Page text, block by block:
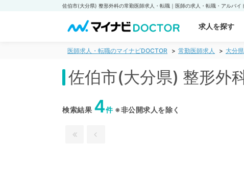
求人を探す
医師求人・転職のマイナビDOCTOR 常勤医師求人 大分県
佐伯市(大分県) 整形外
検索結果 4件※非公開求人を除く